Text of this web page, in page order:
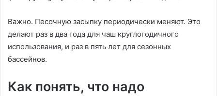
Важно. Песочную засыпку периодически меняют. Это
делают раз в два года для чаш круглогодичного
использования, и раз в пять лет для сезонных
бассейнов.
Как понять, что надо